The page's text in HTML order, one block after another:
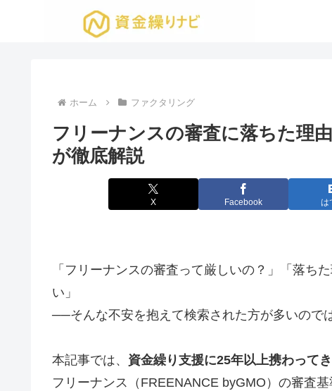
ホーム ファクタリング
フリーナンスの審査に落ちた理
が徹底解説
X Facebook は
「フリーナンスの審査って厳しいの？」「落ち
い」
──そんな不安を抱えて検索された方が多いので
本記事では、 資金繰り支援に25年以上携わって
フリーナンス（FREENANCE byGMO）の審査基